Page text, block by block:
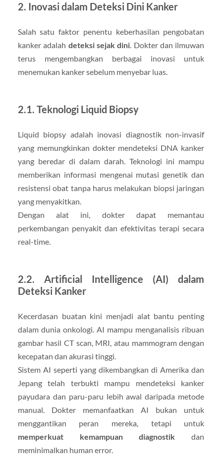
2. Inovasi dalam Deteksi Dini Kanker
Salah satu faktor penentu keberhasilan pengobatan
kanker adalah deteksi sejak dini. Dokter dan ilmuwan
terus mengembangkan berbagai inovasi untuk
menemukan kanker sebelum menyebar luas.
2.1. Teknologi Liquid Biopsy
Liquid biopsy adalah inovasi diagnostik non-invasif
yang memungkinkan dokter mendeteksi DNA kanker
yang beredar di dalam darah. Teknologi ini mampu
memberikan informasi mengenai mutasi genetik dan
resistensi obat tanpa harus melakukan biopsi jaringan
yang menyakitkan.
Dengan alat ini, dokter dapat memantau
perkembangan penyakit dan efektivitas terapi secara
real-time.
2.2. Artificial Intelligence (AI) dalam
Deteksi Kanker
Kecerdasan buatan kini menjadi alat bantu penting
dalam dunia onkologi. AI mampu menganalisis ribuan
gambar hasil CT scan, MRI, atau mammogram dengan
kecepatan dan akurasi tinggi.
Sistem AI seperti yang dikembangkan di Amerika dan
Jepang telah terbukti mampu mendeteksi kanker
payudara dan paru-paru lebih awal daripada metode
manual. Dokter memanfaatkan AI bukan untuk
menggantikan peran mereka, tetapi untuk
memperkuat kemampuan diagnostik dan
meminimalkan human error.